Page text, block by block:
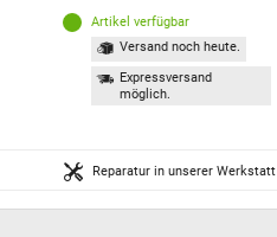
Artikel verfügbar
Versand noch heute.
Expressversand
möglich.
Reparatur in unserer Werkstatt